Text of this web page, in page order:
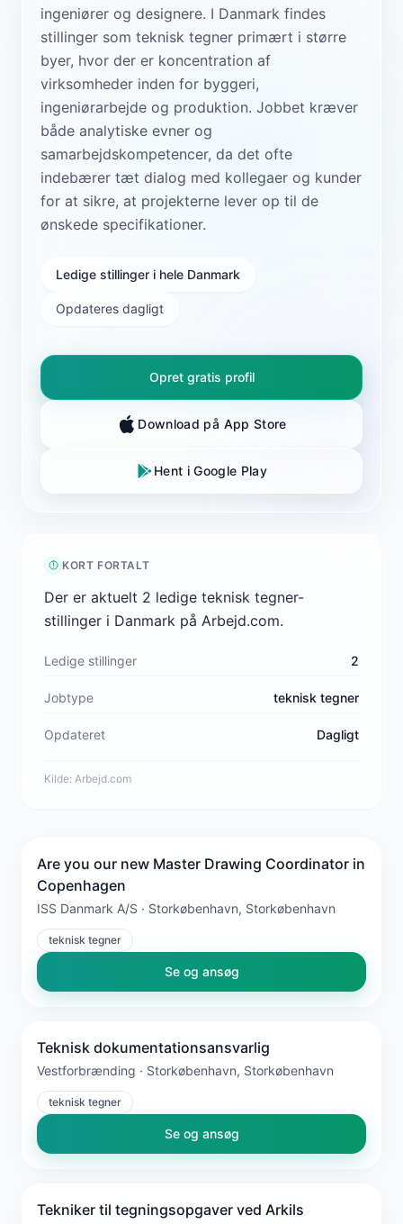
ingeniører og designere. I Danmark findes
stillinger som teknisk tegner primært i større
byer, hvor der er koncentration af
virksomheder inden for byggeri,
ingeniørarbejde og produktion. Jobbet kræver
både analytiske evner og
samarbejdskompetencer, da det ofte
indebærer tæt dialog med kollegaer og kunder
for at sikre, at projekterne lever op til de
ønskede specifikationer.
Ledige stillinger i hele Danmark
Opdateres dagligt
Opret gratis profil
Download på App Store
Hent i Google Play
KORT FORTALT
Der er aktuelt 2 ledige teknisk tegner-
stillinger i Danmark på Arbejd.com.
Ledige stillinger 2
Jobtype teknisk tegner
Opdateret Dagligt
Kilde: Arbejd.com
Are you our new Master Drawing Coordinator in
Copenhagen
ISS Danmark A/S · Storkøbenhavn, Storkøbenhavn
teknisk tegner
Se og ansøg
Teknisk dokumentationsansvarlig
Vestforbrænding · Storkøbenhavn, Storkøbenhavn
teknisk tegner
Se og ansøg
Tekniker til tegningsopgaver ved Arkils